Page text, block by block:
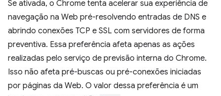
Se ativada, o Chrome tenta acelerar sua experiência de
navegação na Web pré-resolvendo entradas de DNS e
abrindo conexões TCP e SSL com servidores de forma
preventiva. Essa preferência afeta apenas as ações
realizadas pelo serviço de previsão interna do Chrome.
Isso não afeta pré-buscas ou pré-conexões iniciadas
por páginas da Web. O valor dessa preferência é um